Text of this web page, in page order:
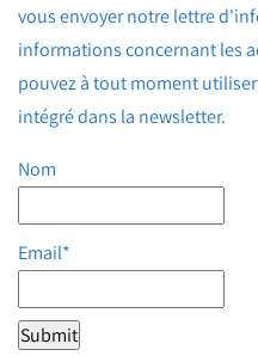
vous envoyer notre lettre
informations concernant les
pouvez à tout moment
intégré dans la newsletter.
Nom
Email*